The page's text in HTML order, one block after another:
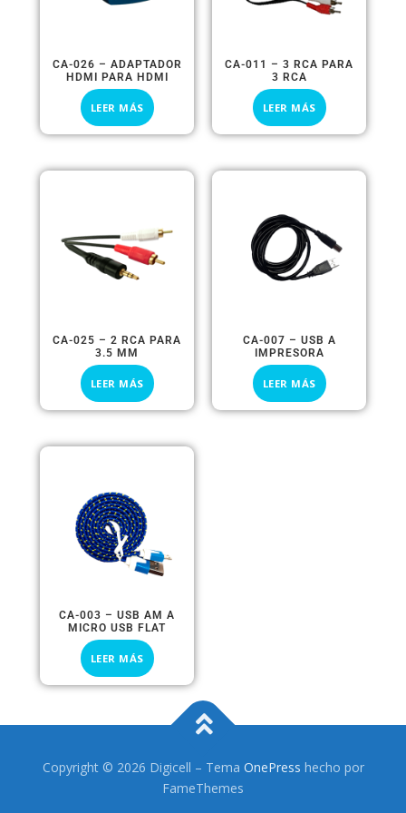
CA-026 – ADAPTADOR
HDMI PARA HDMI
LEER MÁS
CA-011 – 3 RCA PARA
3 RCA
LEER MÁS
CA-025 – 2 RCA PARA
3.5 MM
LEER MÁS
CA-007 – USB A
IMPRESORA
LEER MÁS
CA-003 – USB AM A
MICRO USB FLAT
LEER MÁS
Copyright © 2026 Digicell – Tema OnePress hecho por
FameThemes